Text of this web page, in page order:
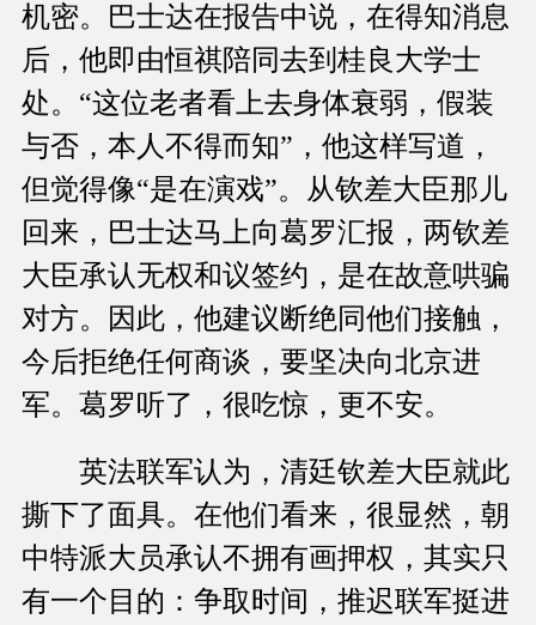
机密。巴士达在报告中说，在得知消息
后，他即由恒祺陪同去到桂良大学士
处。“这位老者看上去身体衰弱，假装
与否，本人不得而知”，他这样写道，
但觉得像“是在演戏”。从钦差大臣那儿
回来，巴士达马上向葛罗汇报，两钦差
大臣承认无权和议签约，是在故意哄骗
对方。因此，他建议断绝同他们接触，
今后拒绝任何商谈，要坚决向北京进
军。葛罗听了，很吃惊，更不安。
英法联军认为，清廷钦差大臣就此
撕下了面具。在他们看来，很显然，朝
中特派大员承认不拥有画押权，其实只
有一个目的：争取时间，推迟联军挺进